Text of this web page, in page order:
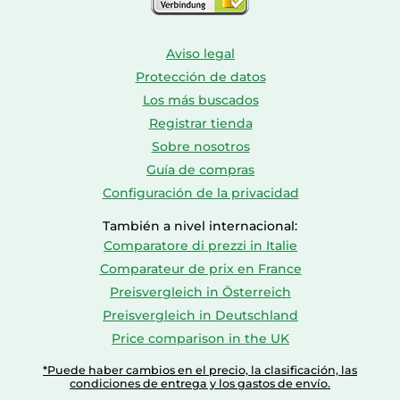
Aviso legal
Protección de datos
Los más buscados
Registrar tienda
Sobre nosotros
Guía de compras
Configuración de la privacidad
También a nivel internacional:
Comparatore di prezzi in Italie
Comparateur de prix en France
Preisvergleich in Österreich
Preisvergleich in Deutschland
Price comparison in the UK
*Puede haber cambios en el precio, la clasificación, las
condiciones de entrega y los gastos de envío.